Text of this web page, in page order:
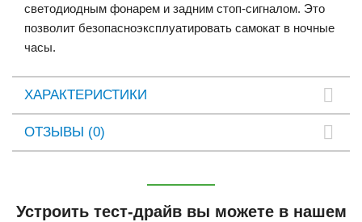
светодиодным фонарем и задним стоп-сигналом. Это
позволит безопасноэксплуатировать самокат в ночные
часы.
ХАРАКТЕРИСТИКИ
ОТЗЫВЫ (0)
Устроить тест-драйв вы можете в нашем